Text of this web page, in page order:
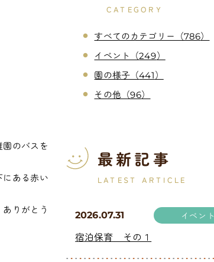
のバスを
ある赤い
りがとう
CATEGORY
すべてのカテゴリー（786）
イベント（249）
園の様子（441）
その他（96）
最新記事
LATEST ARTICLE
2026.07.31 イベント
宿泊保育 その１